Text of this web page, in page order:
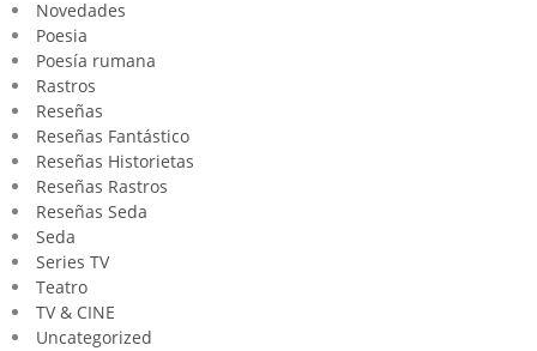
Novedades
Poesia
Poesía rumana
Rastros
Reseñas
Reseñas Fantástico
Reseñas Historietas
Reseñas Rastros
Reseñas Seda
Seda
Series TV
Teatro
TV & CINE
Uncategorized